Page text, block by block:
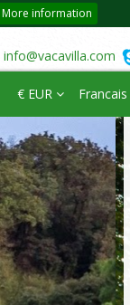
More information
info@vacavilla.com
€ EUR Francais